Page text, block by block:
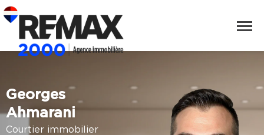
Georges
Ahmarani
Courtier immobilier